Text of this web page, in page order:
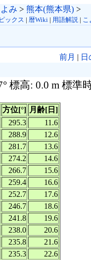
み > 熊本(熊本県) >
ックス | 暦Wiki| 用語解説| こ
前月 |
標高: 0.0 m 標準
方位[°] 月齢[日]
295.3
11.6
288.9
12.6
281.7
13.6
274.2
14.6
266.7
15.6
259.4
16.6
252.7
17.6
246.7
18.6
241.8
19.6
238.0
20.6
235.8
21.6
235.3
22.6